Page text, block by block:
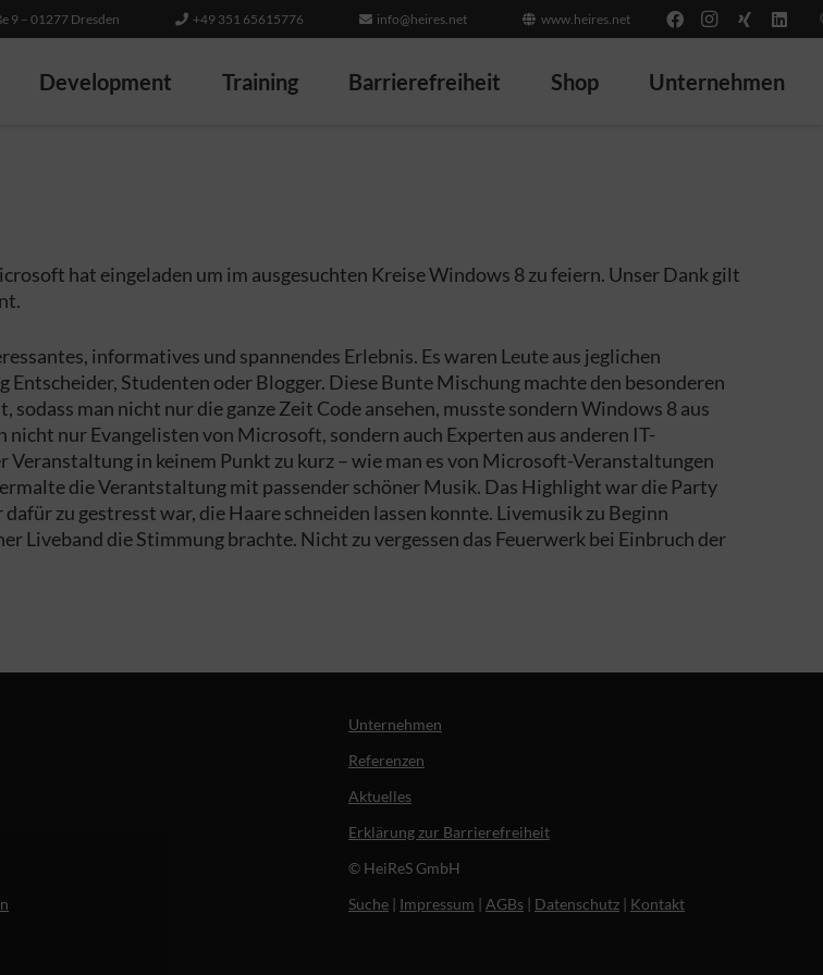
9 – 01277 Dresden +49 351 65615776 info@heires.net www.heires.net
Development Training Barrierefreiheit Shop Unternehmen
hat eingeladen um im ausgesuchten Kreise Windows 8 zu feiern. Unser Dank gilt
informatives und spannendes Erlebnis. Es waren Leute aus jeglichen
Studenten oder Blogger. Diese Bunte Mischung machte den besonderen
man nicht nur die ganze Zeit Code ansehen, musste sondern Windows 8 aus
nur Evangelisten von Microsoft, sondern auch Experten aus anderen IT-
in keinem Punkt zu kurz – wie man es von Microsoft-Veranstaltungen
die Verantstaltung mit passender schöner Musik. Das Highlight war die Party
zu gestresst war, die Haare schneiden lassen konnte. Livemusik zu Beginn
Liveband die Stimmung brachte. Nicht zu vergessen das Feuerwerk bei Einbruch der
Unternehmen
Referenzen
Aktuelles
Erklärung zur Barrierefreiheit
© HeiReS GmbH
Suche| Impressum | AGBs| Datenschutz| Kontakt